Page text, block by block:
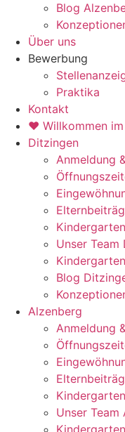
Blog
Über uns
Bewerbung
Praktika
Kontakt
♥ Willkommen
Ditzingen
Anmeldung
Unser Team
Blog
Alzenberg
Anmeldung
Unser Team